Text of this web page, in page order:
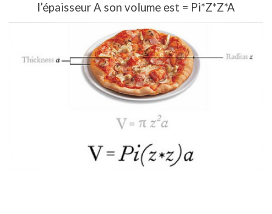
l’épaisseur A son volume est = Pi*Z*Z*A